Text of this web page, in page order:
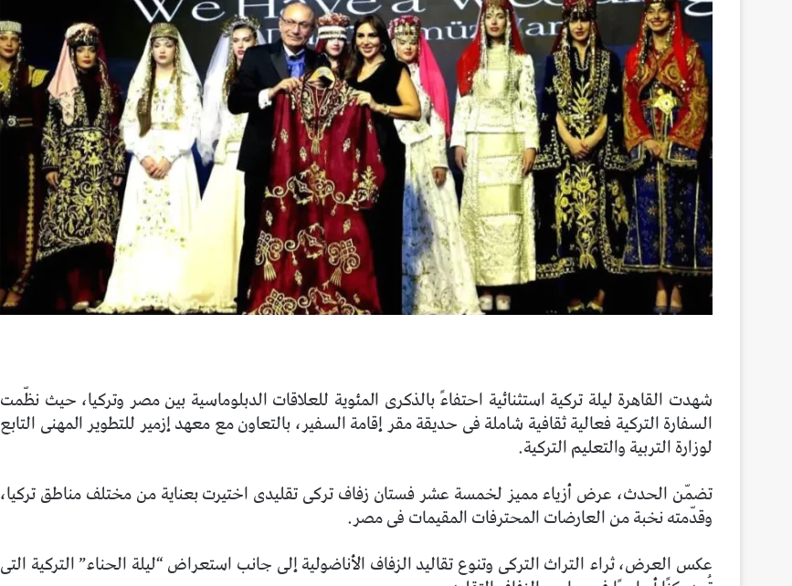
شهدت القاهرة ليلة تركية استثنائية احتفاءً بالذكرى المئوية للعلاقات الدبلوماسية بين مصر وتركيا، حيث نظّمت
السفارة التركية فعالية ثقافية شاملة فى حديقة مقر إقامة السفير، بالتعاون مع معهد إزمير للتطوير المهنى التابع
لوزارة التربية والتعليم التركية.
تضمّن الحدث، عرض أزياء مميز لخمسة عشر فستان زفاف تركى تقليدى اختيرت بعناية من مختلف مناطق تركيا،
وقدّمته نخبة من العارضات المحترفات المقيمات فى مصر.
عكس العرض، ثراء التراث التركى وتنوع تقاليد الزفاف الأناضولية إلى جانب استعراض “ليلة الحناء” التركية التى